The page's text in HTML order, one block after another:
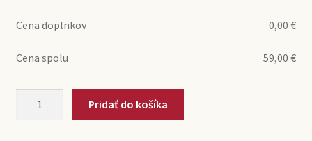
Cena doplnkov 0,00€
Cena spolu 59,00€
Pridať do košíka